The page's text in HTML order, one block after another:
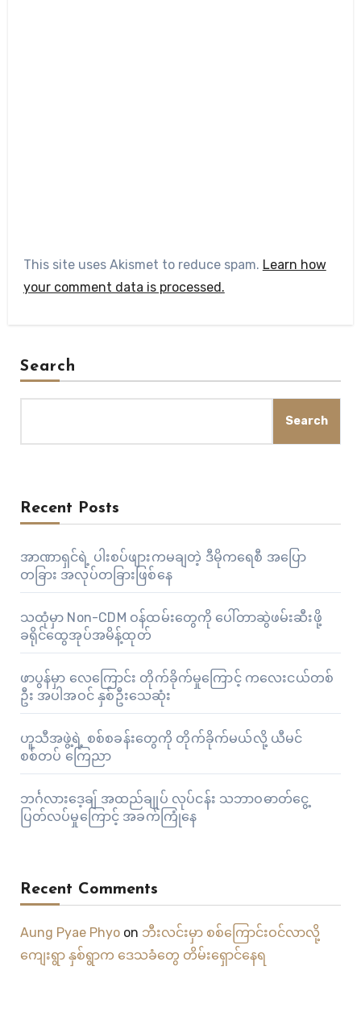
This site uses Akismet to reduce spam. Learn how
your comment data is processed.
Search
Search
Recent Posts
အာဏာရှင်ရဲ့ ပါးစပ်ဖျားကမချတဲ့ ဒီမိုကရေစီ အပြော
တခြား အလုပ်တခြားဖြစ်နေ
သထုံမှာ Non-CDM ဝန်ထမ်းတွေကို ပေါ်တာဆွဲဖမ်းဆီးဖို့
ခရိုင်ထွေအုပ်အမိန့်ထုတ်
ဖာပွန်မှာ လေကြောင်း တိုက်ခိုက်မှုကြောင့် ကလေးငယ်တစ်
ဦး အပါအဝင် နှစ်ဦးသေဆုံး
ဟူသီအဖွဲ့ရဲ့ စစ်စခန်းတွေကို တိုက်ခိုက်မယ်လို့ ယီမင်
စစ်တပ် ကြေညာ
ဘင်္ဂလားဒေ့ချ် အထည်ချုပ် လုပ်ငန်း သဘာဝဓာတ်ငွေ့
ပြတ်လပ်မှုကြောင့် အခက်ကြုံနေ
Recent Comments
Aung Pyae Phyoon ဘီးလင်းမှာ စစ်ကြောင်းဝင်လာလို့
ကျေးရွာ နှစ်ရွာက ဒေသခံတွေ တိမ်းရှောင်နေရ